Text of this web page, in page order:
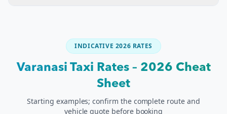
INDICATIVE 2026 RATES
Varanasi Taxi Rates – 2026 Cheat
Sheet
Starting examples; confirm the complete route and
vehicle quote before booking